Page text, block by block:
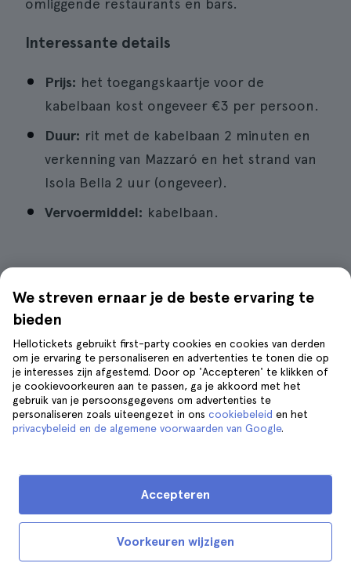
omliggende restaurants en bars.
Interessante details
Prijs: het toegangskaartje voor de
kabelbaan kost ongeveer €3 per persoon.
Duur: rit met de kabelbaan 2 minuten en
verkenning van Mazzaró en het strand van
Isola Bella 2 uur (ongeveer).
Vervoermiddel: kabelbaan.
Taormina?
We streven ernaar je de beste ervaring te
bieden
Hellotickets gebruikt first-party cookies en cookies van derden
om je ervaring te personaliseren en advertenties te tonen die op
je interesses zijn afgestemd. Door op 'Accepteren' te klikken of
je cookievoorkeuren aan te passen, ga je akkoord met het
gebruik van je persoonsgegevens om advertenties te
personaliseren zoals uiteengezet in ons cookiebeleid en het
privacybeleid en de algemene voorwaarden van Google.
Voorkeuren wijzigen
Accepteren